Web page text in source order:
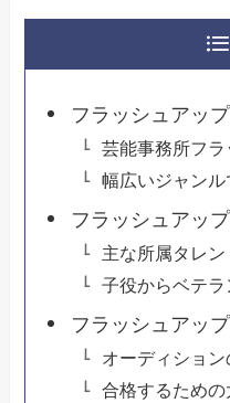
フラッシュアッ
芸能事務所フ
幅広いジャン
フラッシュアッ
主な所属タレ
子役からベテ
フラッシュアッ
オーディショ
合格するため